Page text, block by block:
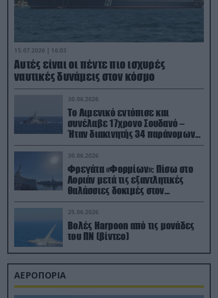
15.07.2026 | 16:03
Aυτές είναι οι πέντε πιο ισχυρές
ναυτικές δυνάμεις στον κόσμο
30.06.2026
Το Λιμενικό εντόπισε και
συνέλαβε 17χρονο Σουδανό –
Ήταν διακινητής 34 παράνομων
μεταναστών
30.06.2026
Φρεγάτα «Φορμίων»: Πίσω στο
Λοριάν μετά τις εξαντλητικές
θαλάσσιες δοκιμές στον
απαιτητικό Βισκαϊκό
25.06.2026
Βολές Harpoon από τις μονάδες
του ΠΝ (βίντεο)
ΑΕΡΟΠΟΡΙΑ